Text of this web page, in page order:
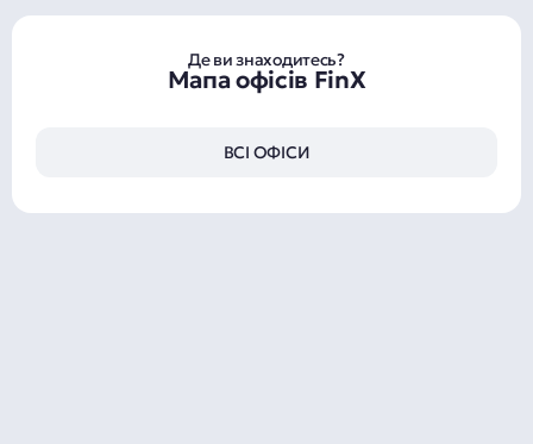
Де ви знаходитесь?
Мапа офісів FinX
ВСІ ОФІСИ